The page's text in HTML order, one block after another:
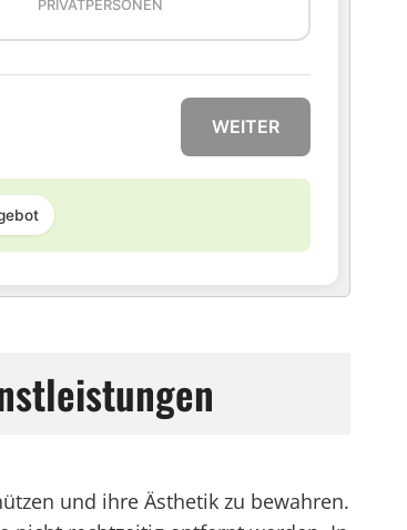
PRIVATPERSONEN
WEITER
und ihre Ästhetik zu bewahren.